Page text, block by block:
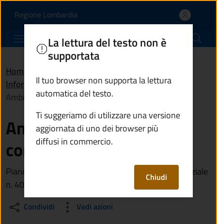
Ambito residenziale
Regione Lombardia(apre in un'altra scheda).
Comune di Vezza d'Oglio
Home
Informazioni istituzionali /
Ambito residenziale consolidato n. 40
Ambito residenziale
consolidato n. 40
Piano Attuativo di iniziativa privata Ambito residenziale
n. 40 in via Del Piano
Condividi Vedi azioni
La lettura del testo non è
supportata
Il tuo browser non supporta la lettura
automatica del testo.
Ti suggeriamo di utilizzare una versione
aggiornata di uno dei browser più
diffusi in commercio.
Chiudi